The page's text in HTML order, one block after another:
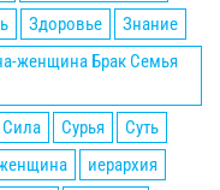
Здоровье
Знание
женщина Брак Семья
Сила Сурья
Суть
иерархия